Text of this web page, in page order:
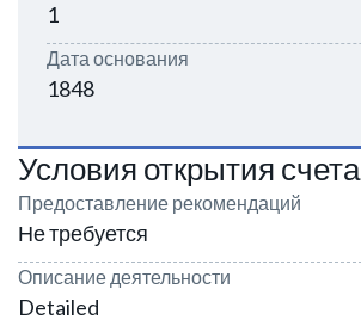
1
Дата основания
1848
Условия открытия счета
Предоставление рекомендаций
Не требуется
Описание деятельности
Detailed